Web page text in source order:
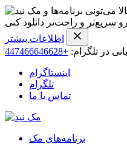
می‌تونی برنامه‌ها و
سریع‌تر و راحت‌تر دانلود کنی
اطلاعات بیشتر
در تلگرام: +447466646628
اینستاگرام
تلگرام
تماس با ما
برنامه‌های مک